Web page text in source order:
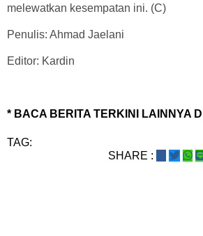
melewatkan kesempatan ini. (C)
Penulis: Ahmad Jaelani
Editor: Kardin
* BACA BERITA TERKINI LAINNYA DI
TAG:
SHARE :